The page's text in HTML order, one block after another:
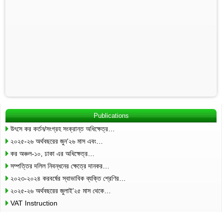
Publications
উৎসে কর কর্তন/সংগ্রহ সংক্রান্ত অধিক্ষেত্র…
২০২৫-২৬ অর্থবছরের জুন’২৬ মাস এবং…
কর অঞ্চল-১০, ঢাকা এর অধিক্ষেত্র…
সম্পত্তির দলিল নিবন্ধনের ক্ষেত্রে দানকর…
২০২৩-২০২৪ করবর্ষের স্বাভাবিক ব্যক্তি শ্রেণির…
২০২৫-২৬ অর্থবছরের জুলাই’২৫ মাস থেকে…
VAT Instruction